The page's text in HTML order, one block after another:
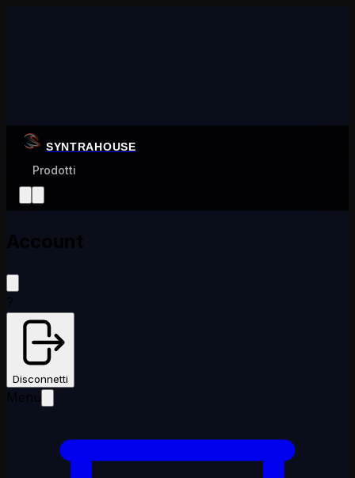
SYNTRAHOUSE
Prodotti
Account
?
Disconnetti
Menu